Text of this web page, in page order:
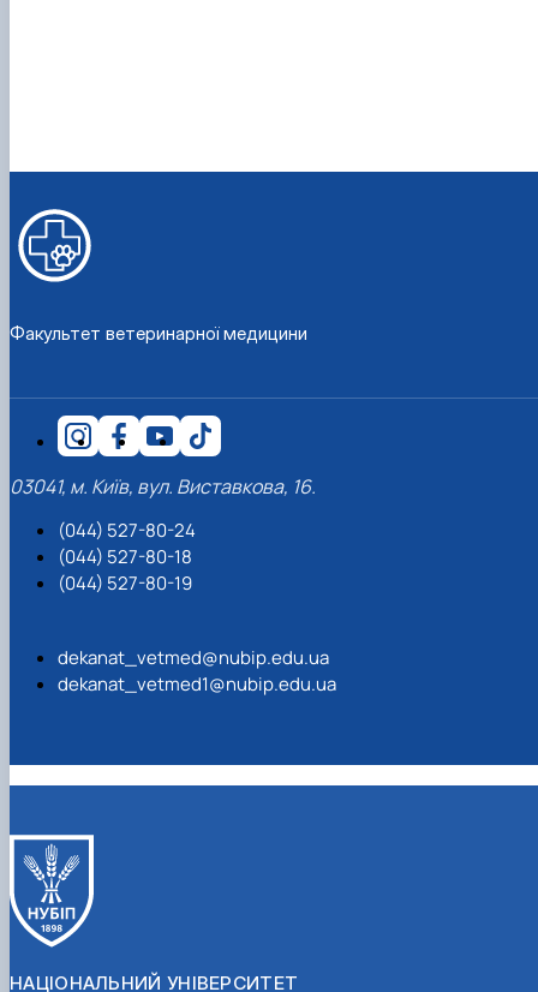
Факультет ветеринарної медицини
03041, м. Київ, вул. Виставкова, 16.
(044) 527-80-24
(044) 527-80-18
(044) 527-80-19
dekanat_vetmed@nubip.edu.ua
dekanat_vetmed1@nubip.edu.ua
НАЦІОНАЛЬНИЙ УНІВЕРСИТЕТ